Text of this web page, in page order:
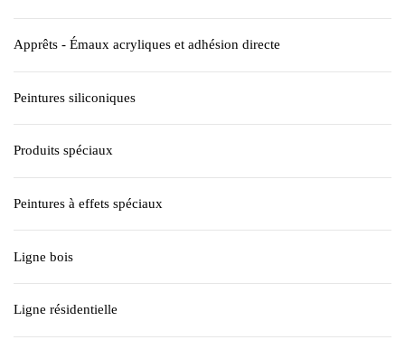
Apprêts - Émaux acryliques et adhésion directe
Peintures siliconiques
Produits spéciaux
Peintures à effets spéciaux
Ligne bois
Ligne résidentielle